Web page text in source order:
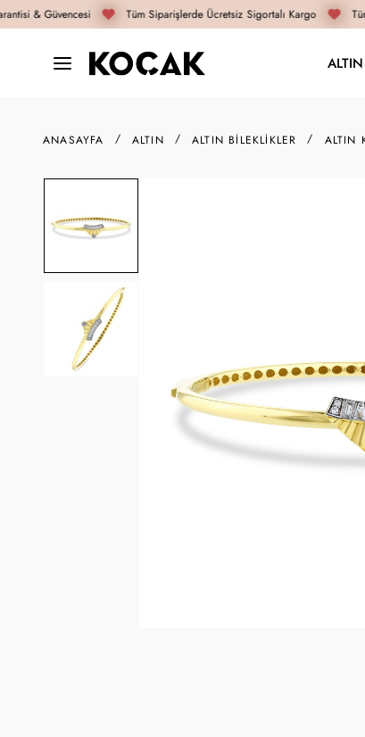
& Güvencesi Tüm Siparişlerde Ücretsiz Sigortalı Kargo
ALTIN
ANASAYFA ALTIN ALTIN BILEKLIKLER ALTIN